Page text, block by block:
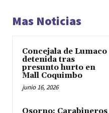
Mas Noticias
Concejala de Lumaco
detenida tras
presunto hurto en
Mall Coquimbo
junio 16, 2026